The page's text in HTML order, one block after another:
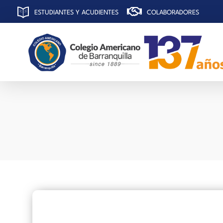
ESTUDIANTES Y ACUDIENTES COLABORADORES
C
olegio Americano de Barranquilla